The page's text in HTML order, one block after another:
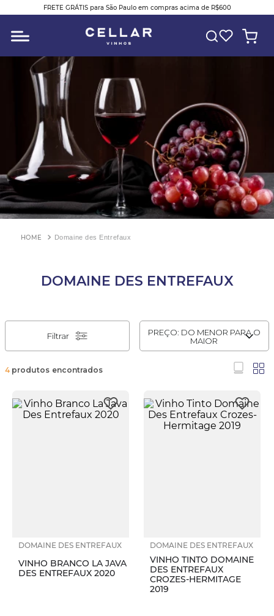
FRETE GRÁTIS para São Paulo em compras acima de R$600
Domaine des Entrefaux
DOMAINE DES ENTREFAUX
PREÇO: DO MENOR PARA O
MAIOR
Filtrar
4 produtos
DOMAINE DES ENTREFAUX
VINHO BRANCO LA JAVA
DES ENTREFAUX 2020
DOMAINE DES ENTREFAUX
VINHO TINTO DOMAINE
DES ENTREFAUX
CROZES-HERMITAGE
2019